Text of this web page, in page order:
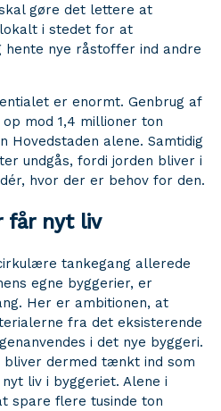
gøre det lettere at
i stedet for at
nye råstoffer ind andre
er enormt. Genbrug af
mod 1,4 millioner ton
Hovedstaden alene. Samtidig
undgås, fordi jorden bliver i
hvor der er behov for den.
får nyt liv
tankegang allerede
egne byggerier, er
Her er ambitionen, at
fra det eksisterende
i det nye byggeri.
dermed tænkt ind som
liv i byggeriet. Alene i
spare flere tusinde ton